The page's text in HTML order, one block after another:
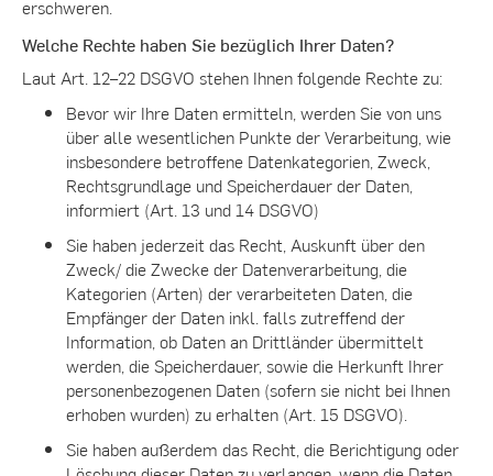
erschweren.
Welche Rechte haben Sie bezüglich Ihrer Daten?
Laut Art. 12–22 DSGVO stehen Ihnen folgende Rechte zu:
Bevor wir Ihre Daten ermitteln, werden Sie von uns
über alle wesentlichen Punkte der Verarbeitung, wie
insbesondere betroffene Datenkategorien, Zweck,
Rechtsgrundlage und Speicherdauer der Daten,
informiert (Art. 13 und 14 DSGVO)
Sie haben jederzeit das Recht, Auskunft über den
Zweck/ die Zwecke der Datenverarbeitung, die
Kategorien (Arten) der verarbeiteten Daten, die
Empfänger der Daten inkl. falls zutreffend der
Information, ob Daten an Drittländer übermittelt
werden, die Speicherdauer, sowie die Herkunft Ihrer
personenbezogenen Daten (sofern sie nicht bei Ihnen
erhoben wurden) zu erhalten (Art. 15 DSGVO).
Sie haben außerdem das Recht, die Berichtigung oder